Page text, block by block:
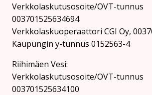
Verkkolaskutusosoite/OVT-tunnus
003701525634694
Verkkolaskuoperaattori CGI Oy,
Kaupungin y-tunnus 0152563-4
Rii­hi­mäen Vesi:
Verkkolaskutusosoite/OVT-tunnus
003701525634100